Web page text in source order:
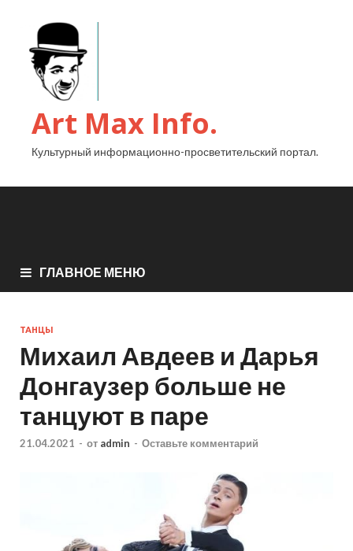
Art Max Info.
Культурный информационно-просветительский портал.
ГЛАВНОЕ МЕНЮ
ТАНЦЫ
Михаил Авдеев и Дарья
Донгаузер больше не
танцуют в паре
21.04.2021 - от admin - Оставьте комментарий